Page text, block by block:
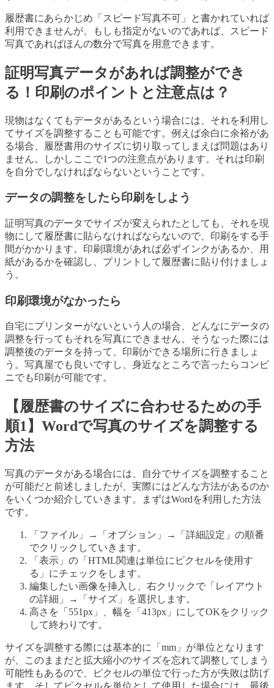
履歴書にあらかじめ「スピード写真不可」と書かれていれば
利用できませんが、もしも指定がないのであれば、スピード
写真であればほんの数分で写真を用意できます。
証明写真データがあれば調整ができ
る！印刷のポイントと注意点は？
現物はなくてもデータがあるという場合には、それを利用し
てサイズを調整することも可能です。例えば余白に余裕があ
る場合、履歴書用のサイズに切り取ってしまえば問題はあり
ません。しかしここで1つの注意点があります。それは印刷
を自分でしなければならないということです。
データの調整をしたら印刷をしよう
証明写真のデータでサイズが変えられたとしても、それを現
物にして履歴書に貼らなければならないので、印刷をする手
間がかかります。印刷環境があれば必ずインクがあるか、用
紙があるかを確認し、プリントして履歴書に貼り付けましょ
う。
印刷環境がなかったら
自宅にプリンターがないという人の場合、どんなにデータの
調整を行ってもそれを写真にできません。そうなった際には
調整後のデータを持って、印刷ができる場所に行きましょ
う。写真屋でも良いですし、身近なところで言ったらコンビ
ニでも印刷が可能です。
【履歴書のサイズに合わせるための手
順1】Wordで写真のサイズを調整する
方法
写真のデータがある場合には、自分でサイズを調整すること
が可能だと前述しましたが、実際にはどんな方法があるのか
をいくつか紹介していきます。まずはWordを利用した方法
です。
「ファイル」→「オプション」→「詳細設定」の順番
でクリックしていきます。
「表示」の「HTML関連は単位にピクセルを使用す
る」にチェックをします。
編集したい画像を挿入し、右クリックで「レイアウト
の詳細」→「サイズ」を選択します。
高さを「551px」、幅を「413px」にしてOKをクリック
して終わりです。
サイズを調整する際には基本的に「mm」が単位となります
が、このままだと拡大縮小のサイズを忘れて調整してしまう
可能性もあるので、ピクセルの単位で行った方が失敗は防げ